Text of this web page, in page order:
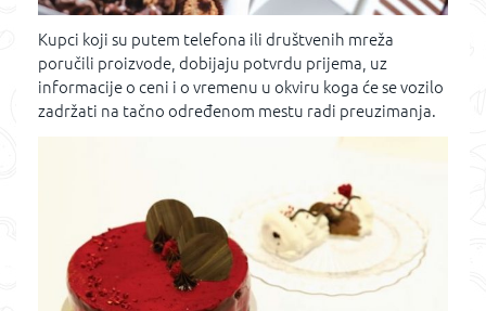
Kupci koji su putem telefona ili društvenih mreža
poručili proizvode, dobijaju potvrdu prijema, uz
informacije o ceni i o vremenu u okviru koga će se vozilo
zadržati na tačno određenom mestu radi preuzimanja.